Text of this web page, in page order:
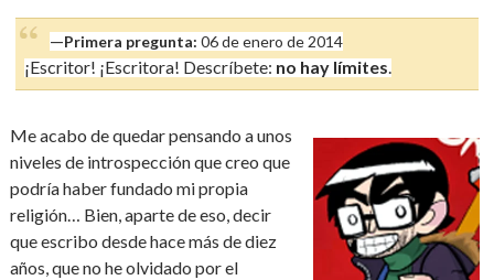
—Primera pregunta: 06 de enero de 2014
¡Escritor! ¡Escritora! Descríbete: no hay límites.
Me acabo de quedar pensando a unos
niveles de introspección que creo que
podría haber fundado mi propia
religión… Bien, aparte de eso, decir
que escribo desde hace más de diez
años, que no he olvidado por el